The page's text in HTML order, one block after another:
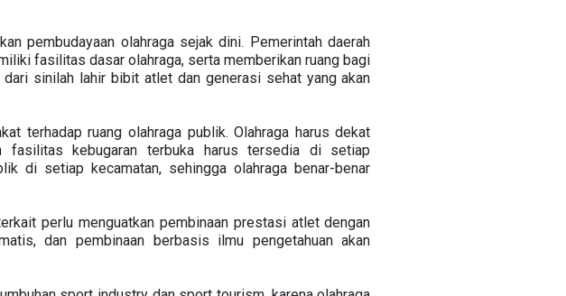
pembudayaan olahraga sejak dini. Pemerintah daerah
fasilitas dasar olahraga, serta memberikan ruang bagi
dari sinilah lahir bibit atlet dan generasi sehat yang akan
terhadap ruang olahraga publik. Olahraga harus dekat
fasilitas kebugaran terbuka harus tersedia di setiap
di setiap kecamatan, sehingga olahraga benar-benar
perlu menguatkan pembinaan prestasi atlet dengan
dan pembinaan berbasis ilmu pengetahuan akan